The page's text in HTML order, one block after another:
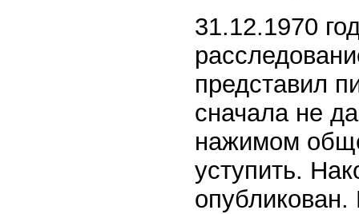
31.12.1970
представил
сначала не
нажимом
уступить.